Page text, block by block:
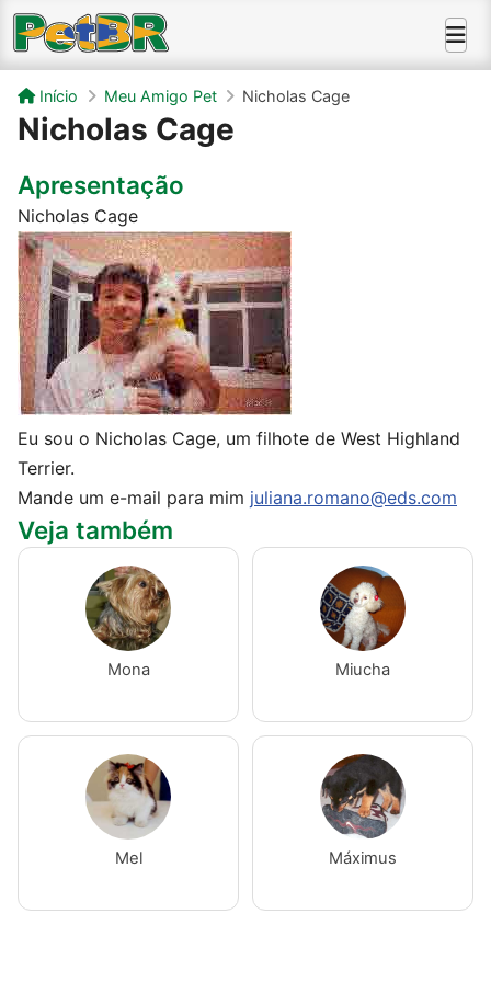
Início Meu Amigo Pet Nicholas Cage
Nicholas Cage
Apresentação
Nicholas Cage
Eu sou o Nicholas Cage, um filhote de West Highland
Terrier.
Mande um e-mail para mim juliana.romano@eds.com
Veja também
Mona Miucha
Mel Máximus